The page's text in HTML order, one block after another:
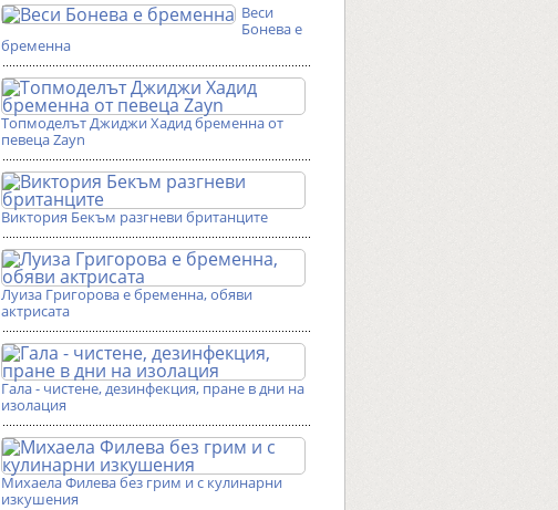
Веси
Бонева е
бременна
Топмоделът Джиджи Хадид бременна от
певеца Zayn
Виктория Бекъм разгневи британците
Луиза Григорова е бременна, обяви
актрисата
Гала - чистене, дезинфекция, пране в дни на
изолация
Михаела Филева без грим и с кулинарни
изкушения